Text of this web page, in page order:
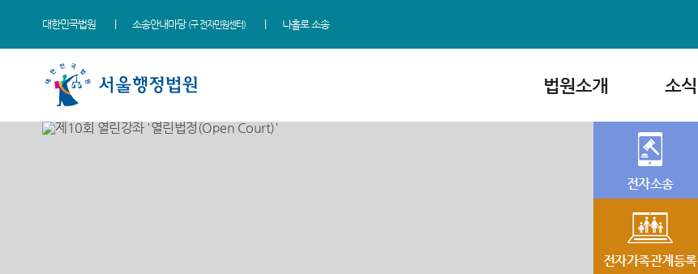
대한민국법원 소송안내마당 (구 전자민원센터) 나홀로 소송
법원소개 소식
전자소송
전자가족관계등록